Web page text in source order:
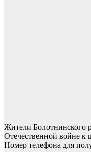
Жители Болотнинского
Отечественной войне к
Номер телефона для